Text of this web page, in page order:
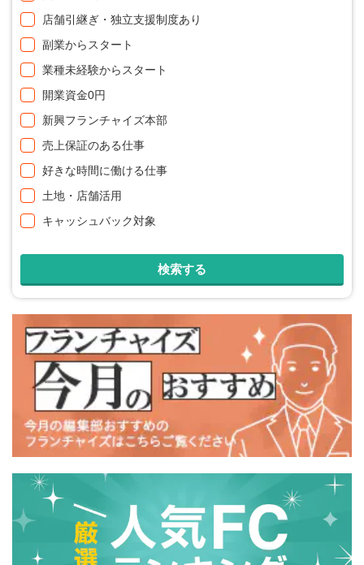
店舗引継ぎ・独立支援制度あり
副業からスタート
業種未経験からスタート
開業資金0円
新興フランチャイズ本部
売上保証のある仕事
好きな時間に働ける仕事
土地・店舗活用
キャッシュバック対象